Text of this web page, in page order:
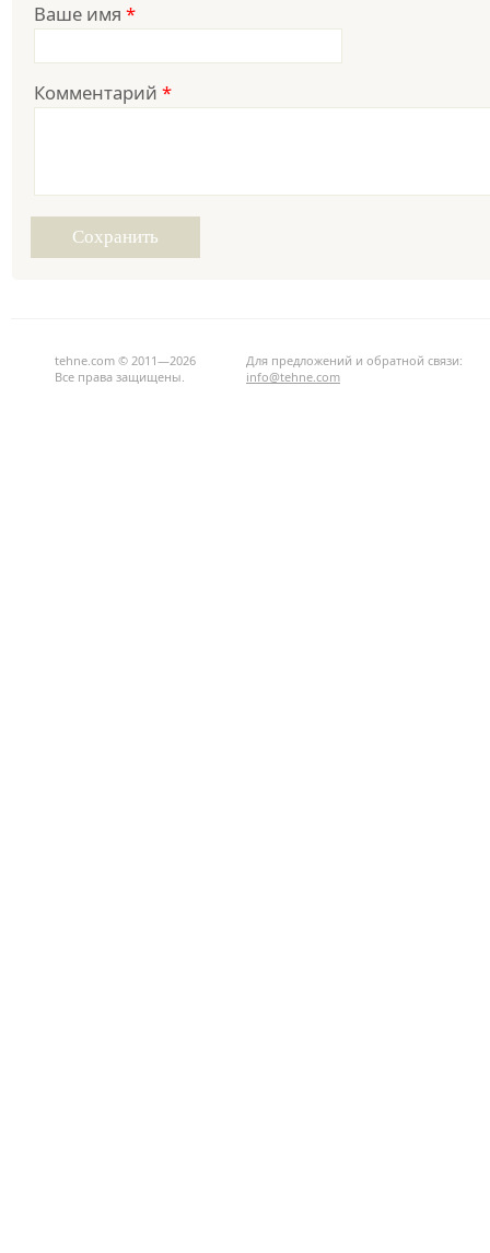
Ваше имя *
Комментарий *
tehne.com © 2011—2026
Все права защищены.
Для предложений и обратной связи:
info@tehne.com